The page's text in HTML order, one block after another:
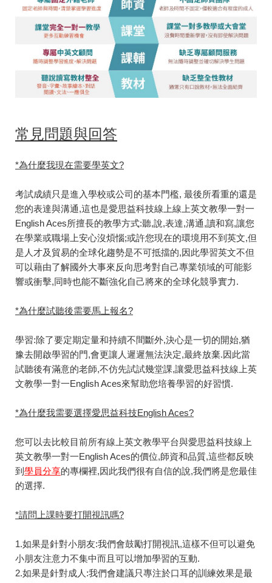
常見問題與回答
*為什麼我現在需要學英文?
考試成績只是進入學校或公司的基本門檻, 最後所看重的還是
您的表達與溝通,這也是愛思益科技線上線上英文教學一對一
English Aces所擅長的教學方式:聽,說,表達,溝通,讀和寫,讓您
在學業或職場上安心沒煩惱;或許您現在的環境用不到英文,但
是人才及貿易的全球化趨勢是不可抵擋的,因此學習英文不但
可以藉由了解國外大事來反向思考對自己專業領域的可能影
響或衝擊,同時也能不斷強化自己將來的全球化競爭實力.
*為什麼試聽後需要馬上報名?
學習:除了要定期定量和持續不間斷外,決心是一切的開始,猶
豫去開啟學習的門,會更讓人遲遲無法決定,最終放棄.因此當
試聽後有滿意的老師,不仿先試試幾堂課,讓愛思益科技線上英
文教學一對一English Aces來幫助您培養學習的好習慣.
*為什麼我需要選擇愛思益科技English Aces?
您可以去比較目前所有線上英文教學平台與愛思益科技線上
英文教學一對一English Aces的價位,師資和品質,這些都反映
到 學員分享的專欄裡,因此我們很有自信的說,我們將是您最佳
的選擇.
*請問上課時要打開視訊嗎?
1.如果是針對小朋友:我們會鼓勵打開視訊,這樣不但可以避免
小朋友注意力不集中而且可以增加學習的互動.
2.如果是針對成人:我們會建議只專注於口耳的訓練效果是最